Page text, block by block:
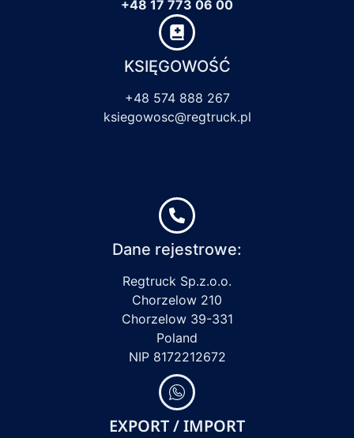
+48 17 773 06 00
KSIĘGOWOŚĆ
+48 574 888 267
ksiegowosc@regtruck.pl
Dane rejestrowe:
Regtruck Sp.z.o.o.
Chorzelow 210
Chorzelow 39-331
Poland
NIP 8172212672
EXPORT / IMPORT